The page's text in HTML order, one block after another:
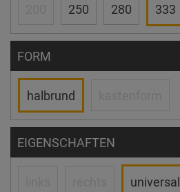
250 280 333
FORM
halbrund
EIGENSCHAFTEN
universal